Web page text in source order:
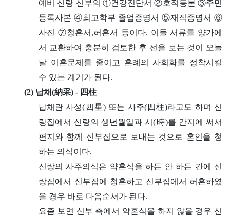
예비 신랑 신부의 ①건강진단서 ②호적등본 ③주민
등록사본 ④최고학부 졸업증명서 ⑤재직증명서 ⑥
사진 ⑦청혼서,허혼서 등이다. 이들 서류를 양가에
서 교환하여 충분히 검토한 후 선을 보는 것이 오늘
날 이혼문제를 줄이고 혼례의 사회화를 정착시킬
수 있는 계기가 된다.
(2) 납채(納采) - 四柱
납채란 사성(四星) 또는 사주(四柱)라고도 하며 신
랑집에서 신랑의 생년월일과 시(時)를 간지에 써서
편지와 함께 신부집으로 보내는 것으로 혼인을 청
하는 의식이다.
신랑의 사주의식은 약혼식을 하든 안 하든 간에 신
랑집에서 신부집에 청혼하고 신부집에서 허혼하였
을 경우 바로 다음순서가 된다.
요즘 보면 신부 측에서 약혼식을 하지 않을 경우 신